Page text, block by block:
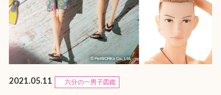
2021.05.11 六分の一男子図鑑